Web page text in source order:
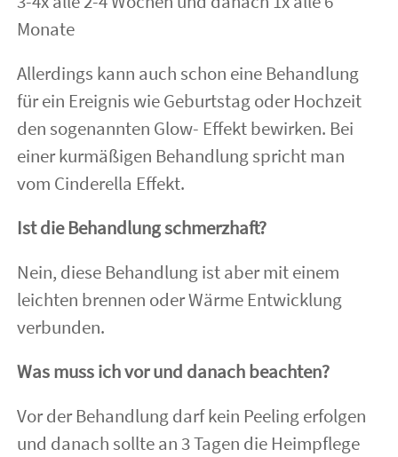
Monate
Allerdings kann auch schon eine Behandlung
für ein Ereignis wie Geburtstag oder Hochzeit
den sogenannten Glow- Effekt bewirken. Bei
einer kurmäßigen Behandlung spricht man
vom Cinderella Effekt.
Ist die Behandlung schmerzhaft?
Nein, diese Behandlung ist aber mit einem
leichten brennen oder Wärme Entwicklung
verbunden.
Was muss ich vor und danach beachten?
Vor der Behandlung darf kein Peeling erfolgen
und danach sollte an 3 Tagen die Heimpflege